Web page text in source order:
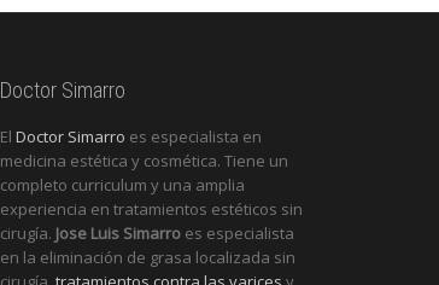
Doctor Simarro
El Doctor Simarro es especialista en
medicina estética y cosmética. Tiene un
completo curriculum y una amplia
experiencia en tratamientos estéticos sin
cirugía. Jose Luis Simarroes especialista
en la eliminación de grasa localizada sin